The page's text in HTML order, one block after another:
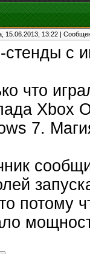
15.06.2013, 13:22 |
с
что
Xbox
7.
потому